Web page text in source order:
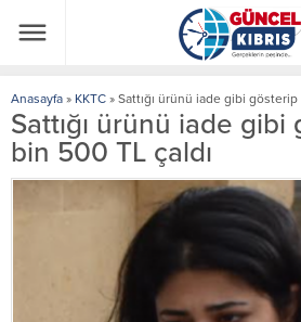
Anasayfa » KKTC » Sattığı ürünü iade gibi gösterip
Sattığı ürünü iade
bin 500 TL çaldı